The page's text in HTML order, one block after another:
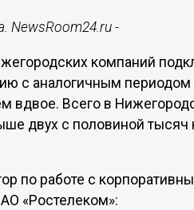
NewsRoom24.ru -
компаний
с аналогичным
вдвое. Всего в
двух с половиной
по работе с
«Ростелеком»: